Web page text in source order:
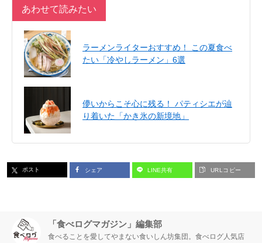
あわせて読みたい
ラーメンライターおすすめ！ この夏食べ
たい「冷やしラーメン」6選
儚いからこそ心に残る！ パティシエが辿
り着いた「かき氷の新境地」
ポスト シェア LINE共有 URLコピー
「食べログマガジン」編集部
食べることを愛してやまない食いしん坊集団。食べログ人気店